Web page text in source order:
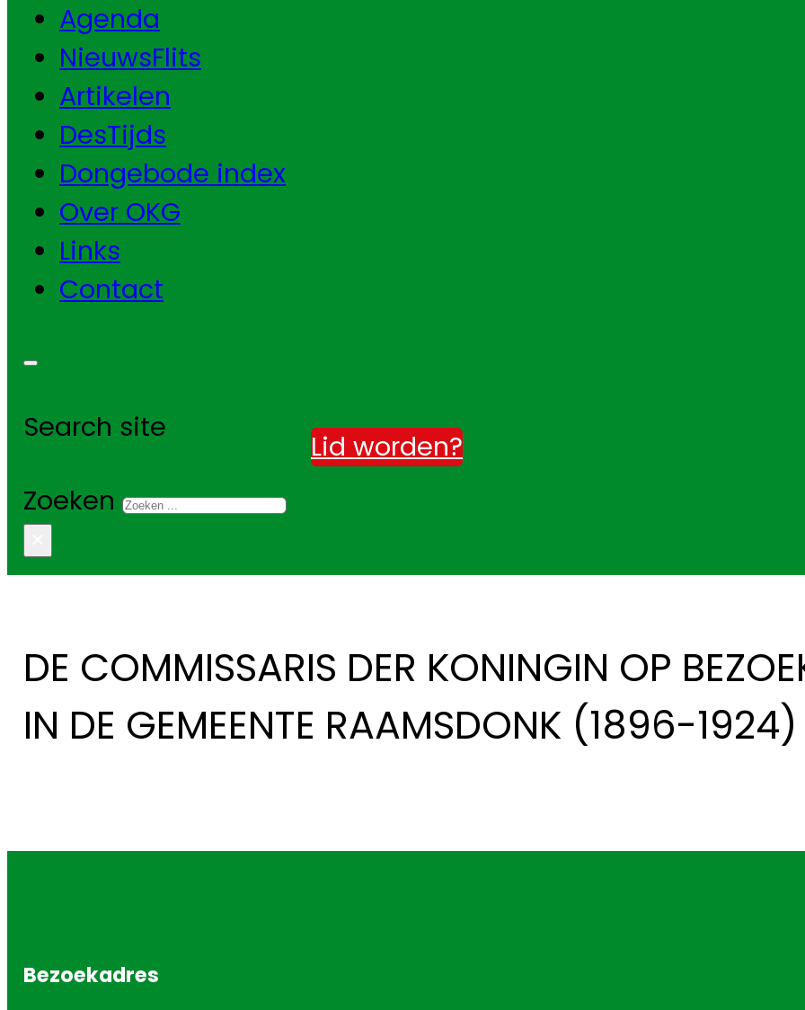
Agenda
NieuwsFlits
Artikelen
DesTijds
Dongebode index
Over OKG
Links
Contact
Search site
Zoeken
Lid worden?
DE COMMISSARIS DER KONINGIN OP
IN DE GEMEENTE RAAMSDONK (1896-1924)
Bezoekadres